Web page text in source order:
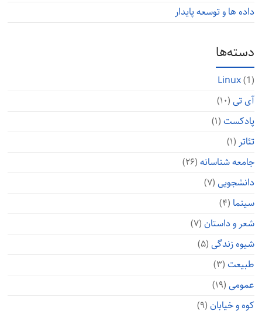
داده ها و توسعه پایدار
دسته‌ها
Linux(1)
آی تی(۱۰)
پادکست(۱)
تئاتر (۱)
جامعه شناسانه(۲۶)
دانشجویی(۷)
سینما (۴)
شعر و داستان(۷)
شیوه زندگی(۵)
طبیعت(۳)
عمومی(۱۹)
کوه و خیابان(۹)